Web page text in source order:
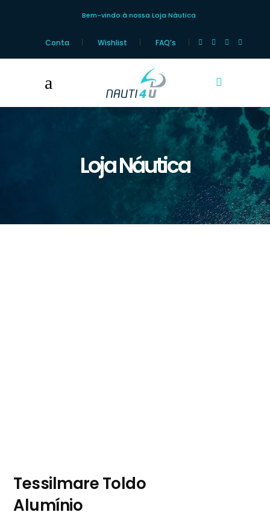
Bem-vindo à nossa Loja Náutica
Conta Wishlist FAQ’s
Loja Náutica
Tessilmare Toldo
Alumínio